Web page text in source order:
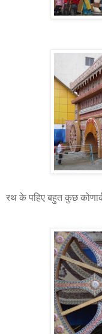
रथ के पहिए बहुत कुछ